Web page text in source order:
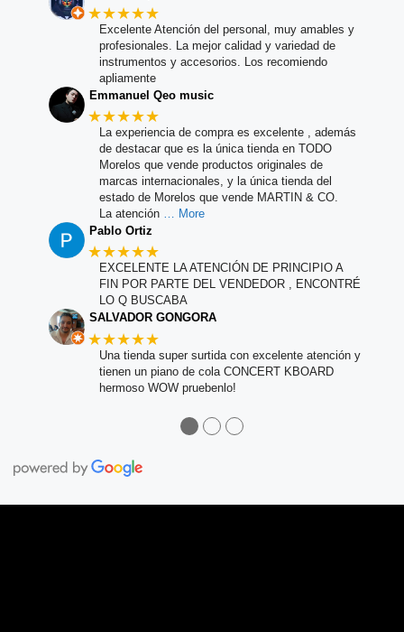
★★★★★
Excelente Atención del personal, muy amables y
profesionales. La mejor calidad y variedad de
instrumentos y accesorios. Los recomiendo
apliamente
Emmanuel Qeo music
★★★★★
La experiencia de compra es excelente , además
de destacar que es la única tienda en TODO
Morelos que vende productos originales de
marcas internacionales, y la única tienda del
estado de Morelos que vende MARTIN & CO.
La atención … More
Pablo Ortiz
★★★★★
EXCELENTE LA ATENCIÓN DE PRINCIPIO A
FIN POR PARTE DEL VENDEDOR , ENCONTRÉ
LO Q BUSCABA
SALVADOR GONGORA
★★★★★
Una tienda super surtida con excelente atención y
tienen un piano de cola CONCERT KBOARD
hermoso WOW pruebenlo!
●●●